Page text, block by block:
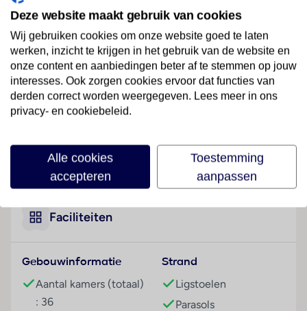
Dit hotel bevindt zich in Karlovassi, op slechts enkele
meters afstand van het strand.
Hotelfaciliteiten
Het hotel met een lift beschikt over 36 kamers. Het
vriendelijke personeel aan de receptie is graag bij alle
vragen behulpzaam. Het verblijf is ingericht met een
bagagedepot en een kluis. In de openbare ruimtes is
bij het boeken van excursies. Het verblijf beschikt
over meerdere voor gehandicapten toegankelijke
vrijetijdsbestedingen. Het hotel beschikt over
souvenirwinkel zijn andere winkels voorhanden. Tot
parkeerterrein van het verblijf parkeren. Onder de
beschikbare voorzieningen bevinden zich een
oppasservice, een autoverhuur, een transferservice,
Faciliteiten
Gebouwinformatie
Aantal kamers (totaal)
: 36
Strand
Ligstoelen
Parasols
Deze website maakt gebruik van cookies
Wij gebruiken cookies om onze website goed te laten
werken, inzicht te krijgen in het gebruik van de website en
onze content en aanbiedingen beter af te stemmen op jouw
interesses. Ook zorgen cookies ervoor dat functies van
derden correct worden weergegeven. Lees meer in ons
privacy- en cookiebeleid.
Alle cookies
accepteren
Toestemming
aanpassen